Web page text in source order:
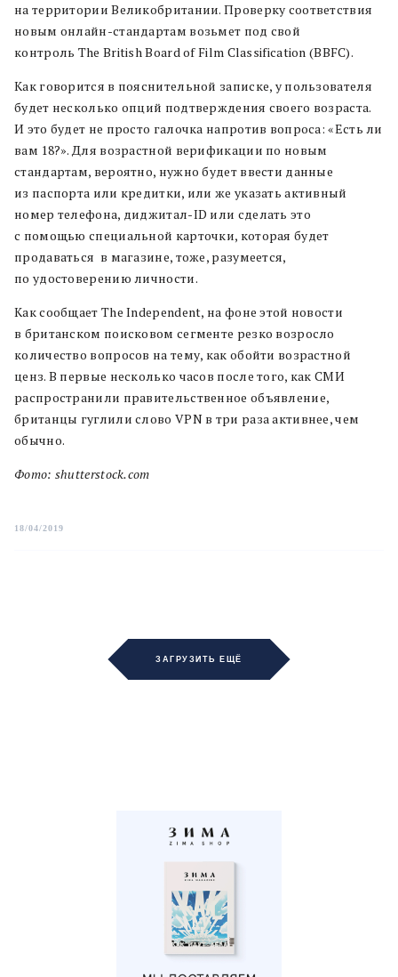
на территории Великобритании. Проверку соответствия
новым онлайн-стандартам возьмет под свой
контроль The British Board of Film Classification (BBFC).
Как говорится в пояснительной записке, у пользователя
будет несколько опций подтверждения своего возраста.
И это будет не просто галочка напротив вопроса: «Есть ли
вам 18?». Для возрастной верификации по новым
стандартам, вероятно, нужно будет ввести данные
из паспорта или кредитки, или же указать активный
номер телефона, диджитал-ID или сделать это
с помощью специальной карточки, которая будет
продаваться в магазине, тоже, разумеется,
по удостоверению личности.
Как сообщает The Independent, на фоне этой новости
в британском поисковом сегменте резко возросло
количество вопросов на тему, как обойти возрастной
ценз. В первые несколько часов после того, как СМИ
распространили правительственное объявление,
британцы гуглили слово VPN в три раза активнее, чем
обычно.
Фото: shutterstock.com
18/04/2019
ЗАГРУЗИТЬ ЕЩЁ